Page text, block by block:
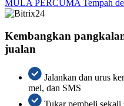
MULA PERCUMA Tempah
Kembangkan
jualan
Jalankan dan urus
mel, dan SMS
Tukar pembeli sekali